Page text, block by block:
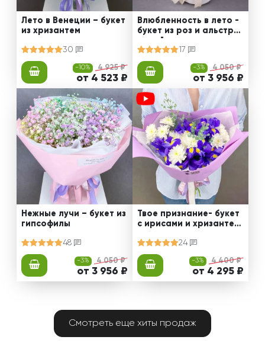
Лето в Венеции – букет
из хризантем
30
-10% 4 925 ₽
от 4 523 ₽
Влюбленность в лето -
букет из роз и альстро
мерий
17
-3% 4 050 ₽
от 3 956 ₽
Нежные лучи – букет из
гипсофилы
48
-3% 4 050 ₽
от 3 956 ₽
Твое признание- букет
с ирисами и хризантем
24
-3% 4 400 ₽
от 4 295 ₽
Смотреть еще хиты продаж